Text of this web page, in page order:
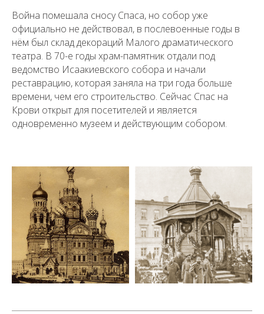
Война помешала сносу Спаса, но собор уже
официально не действовал, в послевоенные годы в
нём был склад декораций Малого драматического
театра. В 70-е годы храм-памятник отдали под
ведомство Исаакиевского собора и начали
реставрацию, которая заняла на три года больше
времени, чем его строительство. Сейчас Спас на
Крови открыт для посетителей и является
одновременно музеем и действующим собором.